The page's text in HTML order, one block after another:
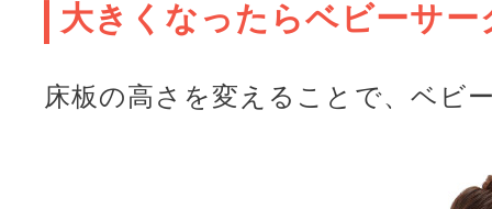
大きくなったらベビーサー
床板の高さを変えることで、ベビ